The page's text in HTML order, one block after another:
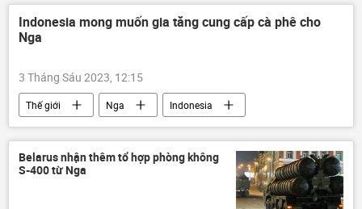
Mike Pence
Indonesia mong muốn gia tăng cung cấp cà phê cho
Nga
3 Tháng Sáu 2023, 12:15
Thế giới Nga
Indonesia
cà phê
Kinh doanh
Belarus nhận thêm tổ hợp phòng không
S-400 từ Nga